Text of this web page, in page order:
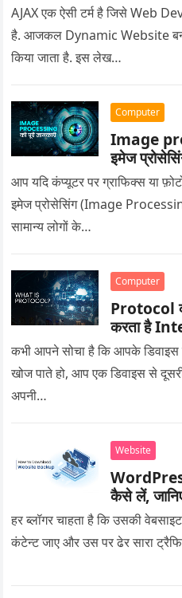
AJAX एक ऐसी टर्म है जिसे Web
है. आजकल Dynamic Website
किया जाता है. इस लेख…
Computer
Image
इमेज
आप यदि कंप्यूटर पर ग्राफिक्स या
इमेज प्रोसेसिंग (Image
सामान्य लोगों के…
Computer
Protocol
करता है
कभी आपने सोचा है कि आपके डिवाइस
खोज पाते हो, आप एक डिवाइस से
अपनी…
Website
कैसे लें,
हर ब्लॉगर चाहता है कि उसकी
कंटेन्ट जाए और उस पर ढेर सारा